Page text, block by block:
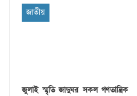
জাতীয়
জুলাই স্মৃতি জাদুঘর সকল গণতান্ত্রিক